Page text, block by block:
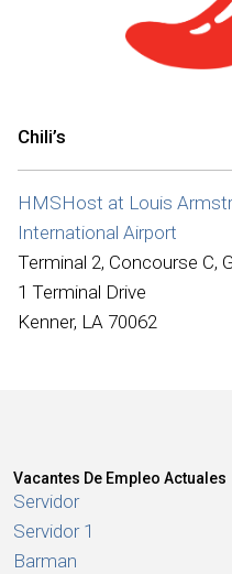
Chili’s
HMSHost at Louis
International Airport
Terminal 2, Concourse C,
1 Terminal Drive
Kenner, LA 70062
Vacantes De Empleo Actuales
Servidor
Servidor 1
Barman